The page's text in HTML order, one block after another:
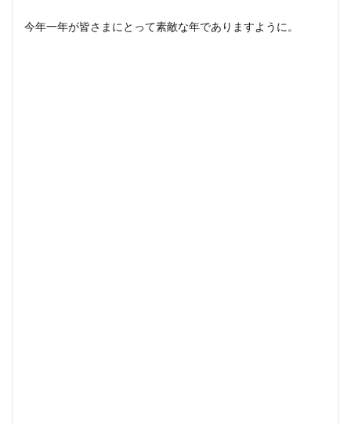
今年一年が皆さまにとって素敵な年でありますように。